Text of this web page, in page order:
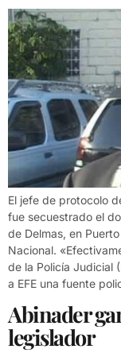
El jefe de protocolo
fue secuestrado el
de Delmas, en
Nacional.
de la Policía Judicial
a EFE una fuente
Abinader
legislador